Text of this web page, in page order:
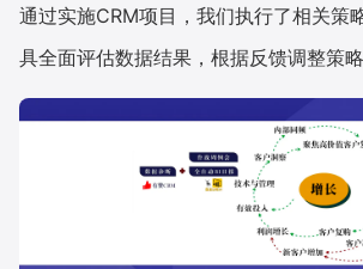
通过实施CRM项目，我们执行了相关策
具全面评估数据结果，根据反馈调整策略